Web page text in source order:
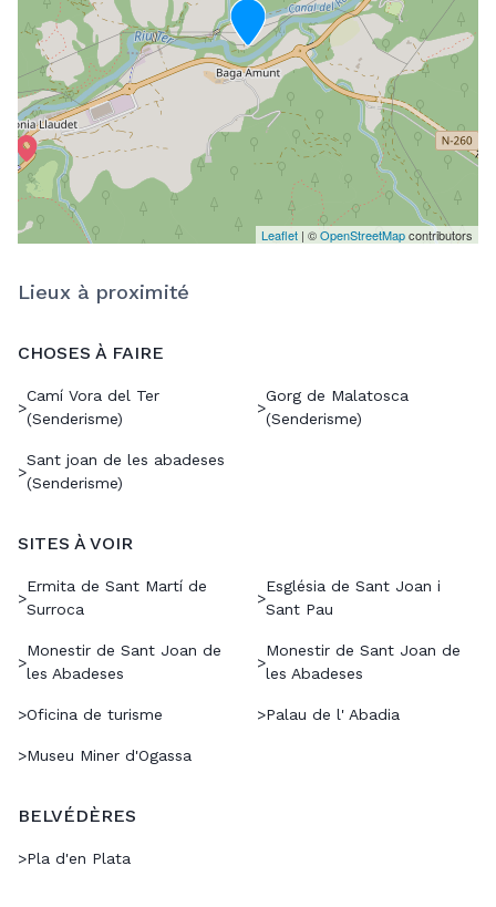
Leaflet | ©OpenStreetMapcontributors
Lieux à proximité
CHOSES À FAIRE
>
Camí Vora del Ter
(Senderisme)
>
Gorg de Malatosca
(Senderisme)
>
Sant joan de les abadeses
(Senderisme)
SITES À VOIR
>
Ermita de Sant Martí de
Surroca
>
Església de Sant Joan i
Sant Pau
>
Monestir de Sant Joan de
les Abadeses
>
Monestir de Sant Joan de
les Abadeses
>Oficina de turisme >Palau de l' Abadia
>Museu Miner d'Ogassa
BELVÉDÈRES
>Pla d'en Plata